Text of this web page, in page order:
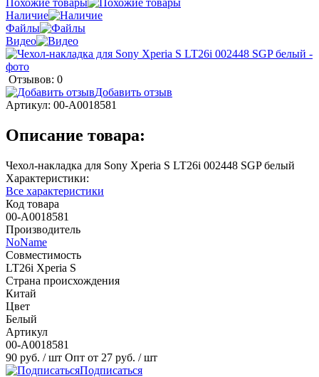
Наличие
Файлы
Видео
Отзывов: 0
Добавить отзыв
Артикул: 00-А0018581
Описание товара:
Чехол-накладка для Sony Xperia S LT26i 002448 SGP белый
Характеристики:
Все характеристики
Код товара
00-А0018581
Производитель
NoName
Совместимость
LT26i Xperia S
Страна происхождения
Китай
Цвет
Белый
Артикул
00-А0018581
90 руб. / шт Опт от 27 руб. / шт
Подписаться